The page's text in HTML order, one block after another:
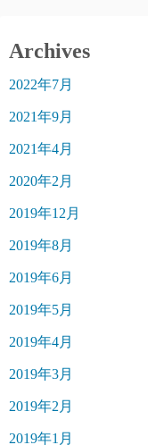
Archives
2022年7月
2021年9月
2021年4月
2020年2月
2019年12月
2019年8月
2019年6月
2019年5月
2019年4月
2019年3月
2019年2月
2019年1月